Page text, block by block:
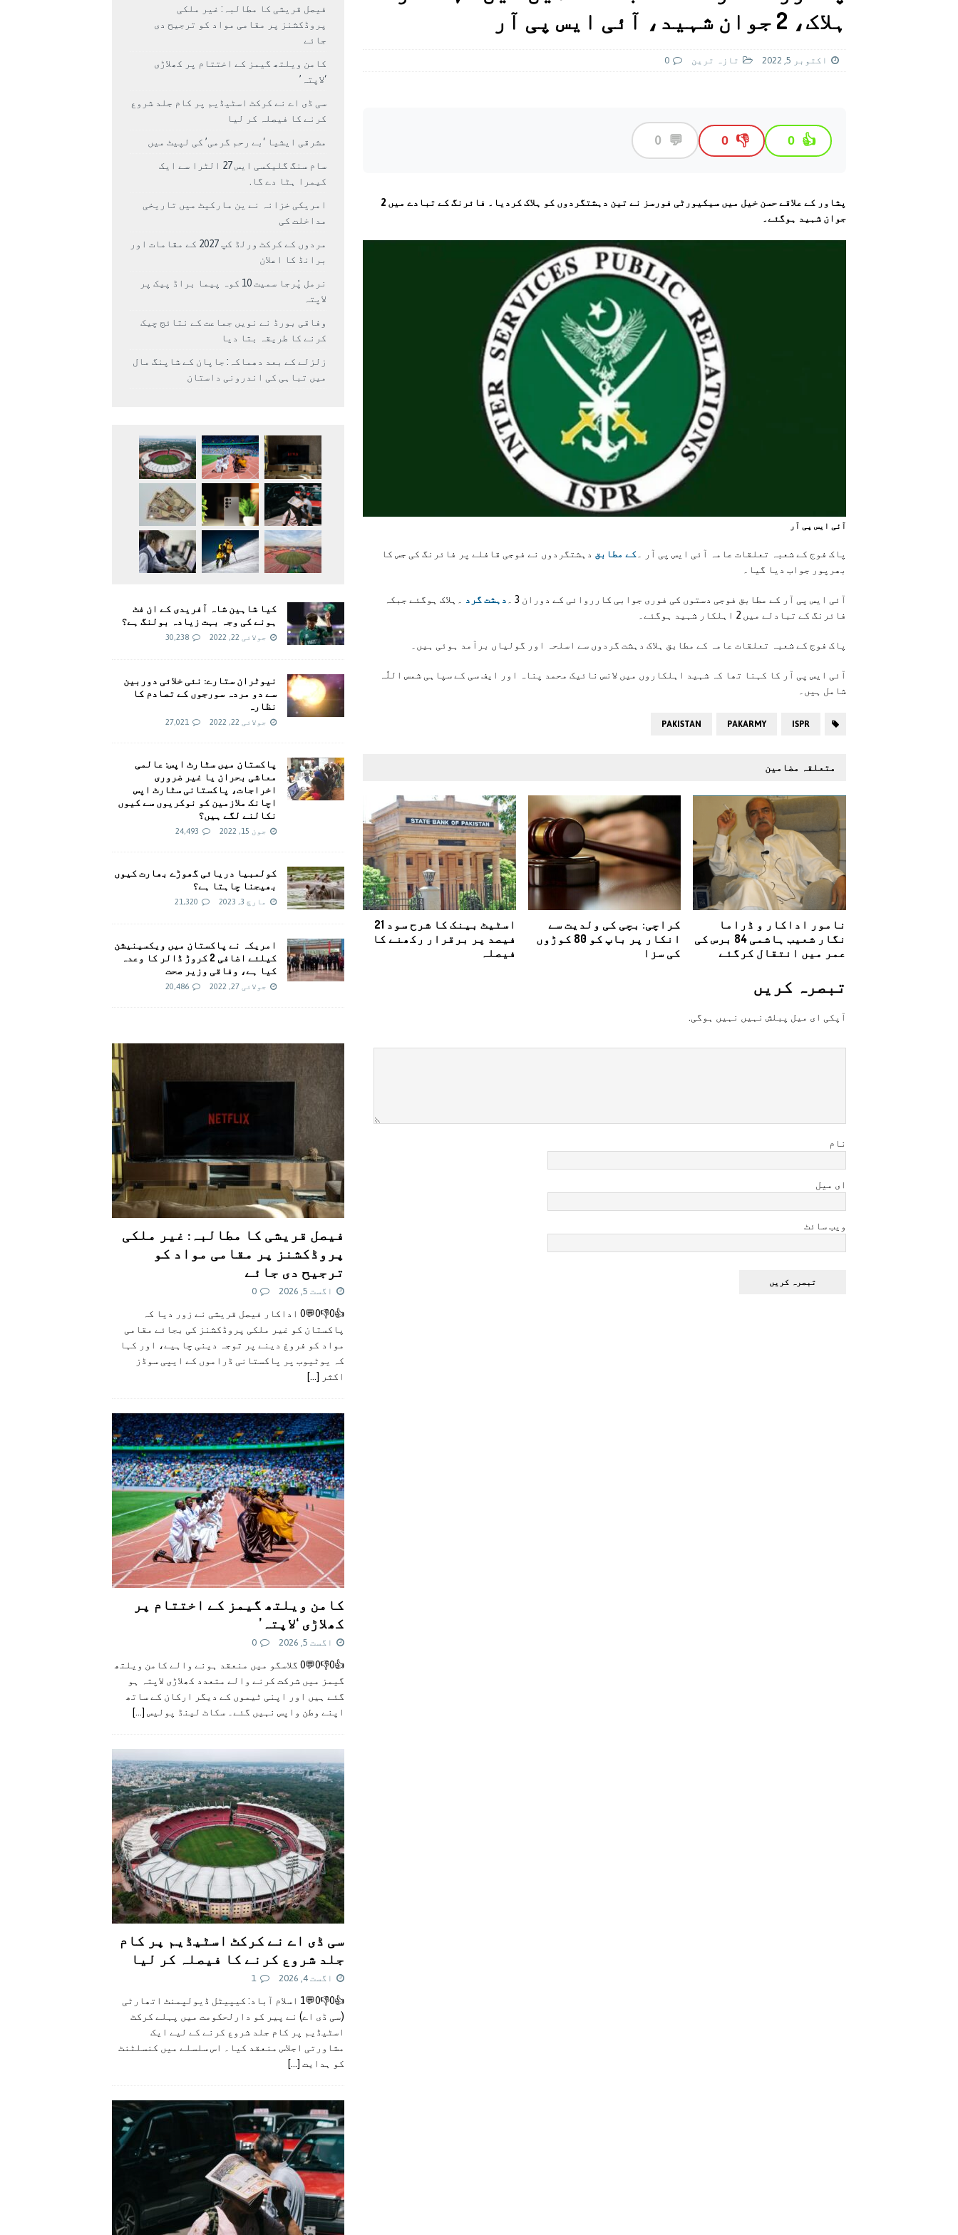
فیصل قریشی کا مطالبہ: غیر ملکی پروڈکشنز پر مقامی مواد کو ترجیح دی جائے
پاکستان
ہلاک، 2 جوان شہید، آئی ایس پی آر
اکتوبر 5, 2022 تازہ ترين 0
👍
0
👎
0
💬
0
پشاور کے علاقے حسن خیل میں سیکیورٹی فورسز نے تین دہشتگردوں کو ہلاک کردیا۔ فائرنگ کے تبادے میں 2
جوان شہید ہوگئے۔
آئی ایس پی آر
پاک فوج کے شعبہ تعلقات عامہ آئی ایس پی آر ۔ کے مطابق دہشتگردوں نے فوجی قافلے پر فائرنگ کی جس کا
بھرپور جواب دیا گیا۔
آئی ایس پی آر کے مطابق فوجی دستوں کی فوری جوابی کارروائی کے دوران 3 ۔ دہشت گرد
۔ہلاک ہوگئے جبکہ
فائرنگ کے تبادلے میں 2 اہلکار شہید ہوگئے۔
پاک فوج کے شعبہ تعلقات عامہ کے مطابق ہلاک دہشت گردوں سے اسلحہ اور گولیاں برآمد ہوئی ہیں۔
آئی ایس پی آر کا کہنا تھا کہ شہید اہلکاروں میں لانس نائیک محمد پناہ اور ایف سی کے سپاہی شمس اللّٰہ
شامل ہیں۔
ISPR
PAKARMY
PAKISTAN
متعلقہ مضامین
نامور اداکار و ڈراما
نگار شعیب ہاشمی 84 برس کی
عمر میں انتقال کرگئے
کراچی: بچی کی ولدیت سے
انکار پر باپ کو 80 کوڑوں
کی سزا
اسٹیٹ بینک کا شرح سود 21
فیصد پر برقرار رکھنے کا
فیصلہ
تبصرہ کريں
آپکی ای ميل پبلش نہيں نہيں ہوگی.
نام
ای میل
ویب سائٹ
فیصل قریشی کا مطالبہ: غیر ملکی
پروڈکشنز پر مقامی مواد کو ترجیح دی
جائے
کامن ویلتھ گیمز کے اختتام پر کھلاڑی
‘لاپتہ’
سی ڈی اے نے کرکٹ اسٹیڈیم پر کام جلد شروع
کرنے کا فیصلہ کر لیا
مشرقی ایشیا ‘بے رحم گرمی’ کی لپیٹ میں
سام سنگ گلیکسی ایس 27 الٹرا سے ایک
کیمرا ہٹا دے گا.
امریکی خزانہ نے ین مارکیٹ میں تاریخی
مداخلت کی
مردوں کے کرکٹ ورلڈ کپ 2027 کے مقامات اور
برانڈ کا اعلان
نرمل پُرجا سمیت 10 کوہ پیما براڈ پیک پر
لاپتہ
وفاقی بورڈ نے نویں جماعت کے نتائج چیک
کرنے کا طریقہ بتا دیا
زلزلے کے بعد دھماکہ: جاپان کے شاپنگ مال
میں تباہی کی اندرونی داستان
کیا شاہین شاہ آفریدی کے ان فٹ
ہونے کی وجہ بہت زیادہ بولنگ ہے؟
جولائی 22, 2022 30,238
نیوٹران ستارے: نئی خلائی دوربین
سے دو مردہ سورجوں کے تصادم کا
نظارہ
جولائی 22, 2022 27,021
پاکستان میں سٹارٹ اپس: عالمی
معاشی بحران یا غیر ضروری
اخراجات، پاکستانی سٹارٹ اپس
اچانک ملازمین کو نوکریوں سے کیوں
نکالنے لگے ہیں؟
جون 15, 2022 24,493
کولمبیا دریائی گھوڑے بھارت کیوں
بھیجنا چاہتا ہے؟
مارچ 3, 2023 21,320
امريکہ نے پاکستان میں ویکسینیشن
کیلئے اضافی 2 کروڑ ڈالر کا وعدہ
کیا ہے، وفاقی وزیر صحت
جولائی 27, 2022 20,486
فیصل قریشی کا مطالبہ: غیر ملکی
پروڈکشنز پر مقامی مواد کو
ترجیح دی جائے
اگست 5, 2026 0
👍0👎0💬0 اداکار فیصل قریشی نے زور دیا کہ
پاکستان کو غیر ملکی پروڈکشنز کی بجائے مقامی
مواد کو فروغ دینے پر توجہ دینی چاہیے، اور کہا
کہ یوٹیوب پر پاکستانی ڈراموں کے ایپی سوڈز
اکثر
[...]
کامن ویلتھ گیمز کے اختتام پر
کھلاڑی ‘لاپتہ’
اگست 5, 2026 0
👍0👎0💬0 گلاسگو میں منعقد ہونے والے کامن ویلتھ
گیمز میں شرکت کرنے والے متعدد کھلاڑی لاپتہ ہو
گئے ہیں اور اپنی ٹیموں کے دیگر ارکان کے ساتھ
اپنے وطن واپس نہیں گئے۔ سکاٹ لینڈ پولیس [...]
سی ڈی اے نے کرکٹ اسٹیڈیم پر کام
جلد شروع کرنے کا فیصلہ کر لیا
اگست 4, 2026 1
👍0👎0💬1 اسلام آباد: کیپیٹل ڈیولپمنٹ اتھارٹی
(سی ڈی اے) نے پیر کو دارلحکومت میں پہلے کرکٹ
اسٹیڈیم پر کام جلد شروع کرنے کے لیے ایک
مشاورتی اجلاس منعقد کیا۔ اس سلسلے میں کنسلٹنٹ
کو ہدایت [...]